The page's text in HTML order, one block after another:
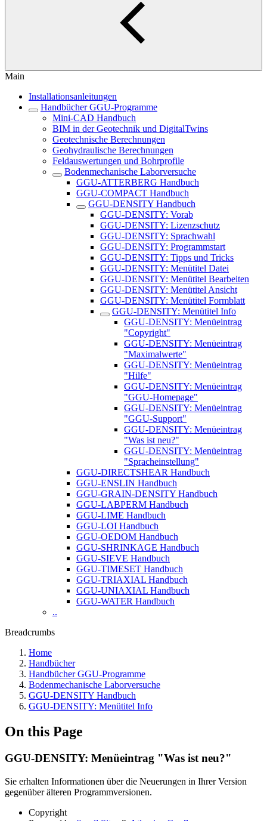
Main
Installationsanleitungen
Handbücher GGU-Programme
Mini-CAD Handbuch
BIM in der Geotechnik und DigitalTwins
Geotechnische Berechnungen
Geohydraulische Berechnungen
Feldauswertungen und Bohrprofile
Bodenmechanische Laborversuche
GGU-ATTERBERG Handbuch
GGU-COMPACT Handbuch
GGU-DENSITY Handbuch
GGU-DENSITY: Vorab
GGU-DENSITY: Lizenzschutz
GGU-DENSITY: Sprachwahl
GGU-DENSITY: Programmstart
GGU-DENSITY: Tipps und Tricks
GGU-DENSITY: Menütitel Datei
GGU-DENSITY: Menütitel Bearbeiten
GGU-DENSITY: Menütitel Ansicht
GGU-DENSITY: Menütitel Formblatt
GGU-DENSITY: Menütitel Info
GGU-DENSITY: Menüeintrag
"Copyright"
GGU-DENSITY: Menüeintrag
"Maximalwerte"
GGU-DENSITY: Menüeintrag
"Hilfe"
GGU-DENSITY: Menüeintrag
"GGU-Homepage"
GGU-DENSITY: Menüeintrag
"GGU-Support"
GGU-DENSITY: Menüeintrag
"Was ist neu?"
GGU-DENSITY: Menüeintrag
"Spracheinstellung"
GGU-DIRECTSHEAR Handbuch
GGU-ENSLIN Handbuch
GGU-GRAIN-DENSITY Handbuch
GGU-LABPERM Handbuch
GGU-LIME Handbuch
GGU-LOI Handbuch
GGU-OEDOM Handbuch
GGU-SHRINKAGE Handbuch
GGU-SIEVE Handbuch
GGU-TIMESET Handbuch
GGU-TRIAXIAL Handbuch
GGU-UNIAXIAL Handbuch
GGU-WATER Handbuch
..
Breadcrumbs
Home
Handbücher
Handbücher GGU-Programme
Bodenmechanische Laborversuche
GGU-DENSITY Handbuch
GGU-DENSITY: Menütitel Info
On this Page
GGU-DENSITY: Menüeintrag "Was ist neu?"
Sie erhalten Informationen über die Neuerungen in Ihrer Version
gegenüber älteren Programmversionen.
Copyright